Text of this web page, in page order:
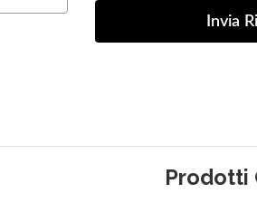
Prodotti